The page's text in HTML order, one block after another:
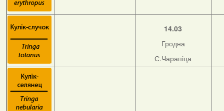
14.03
Гродна
С.Чарапіца